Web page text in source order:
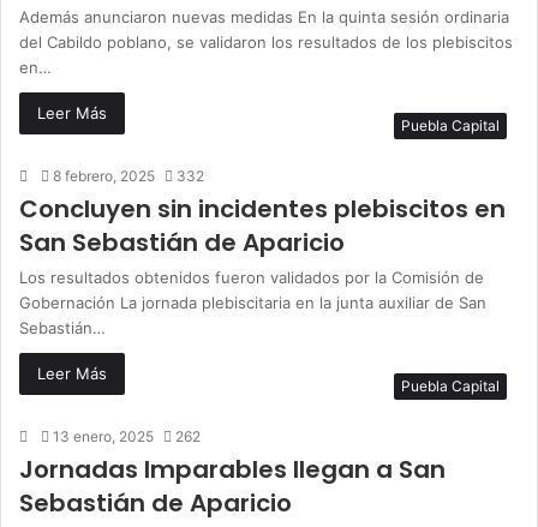
Además anunciaron nuevas medidas En la quinta sesión ordinaria
del Cabildo poblano, se validaron los resultados de los plebiscitos
en…
Leer Más
Puebla Capital
8 febrero, 2025 332
Concluyen sin incidentes plebiscitos en
San Sebastián de Aparicio
Los resultados obtenidos fueron validados por la Comisión de
Gobernación La jornada plebiscitaria en la junta auxiliar de San
Sebastián…
Leer Más
Puebla Capital
13 enero, 2025 262
Jornadas Imparables llegan a San
Sebastián de Aparicio